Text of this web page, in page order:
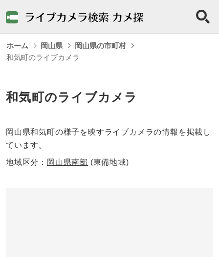
ホーム 岡山県
岡山県の市町村
和気町のライブカメラ
和気町のライブカメラ
岡山県和気町の様子を映すライブカメラの情報を掲載し
ています。
地域区分： 岡山県南部 (東備地域)